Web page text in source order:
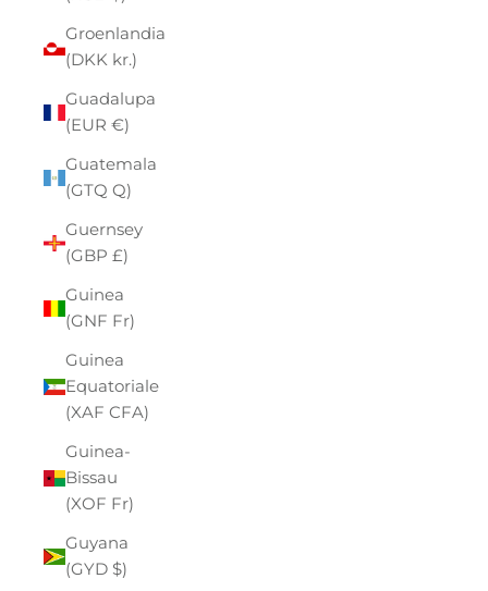
Groenlandia
(DKK kr.)
Guadalupa
(EUR €)
Guatemala
(GTQ Q)
Guernsey
(GBP £)
Guinea
(GNF Fr)
Guinea
Equatoriale
(XAF CFA)
Guinea-
Bissau
(XOF Fr)
Guyana
(GYD $)